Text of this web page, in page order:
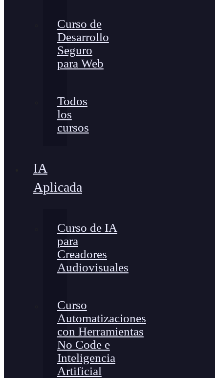
Curso de
Desarrollo
Seguro
para Web
Todos
los
cursos
IA
Aplicada
Curso de IA
para
Creadores
Audiovisuales
Curso
Automatizaciones
con Herramientas
No Code e
Inteligencia
Artificial